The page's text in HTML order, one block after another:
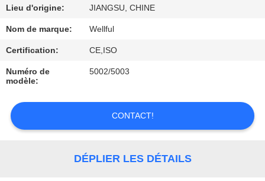
CONTACTEZ-
DEMANDEZ
UNE
CITATION
NOUVELLES
Lieu d'origine: JIANGSU, CHINE
Nom de marque: Wellful
Certification: CE,ISO
Numéro de
modèle:
5002/5003
CONTACT!
DÉPLIER LES DÉTAILS